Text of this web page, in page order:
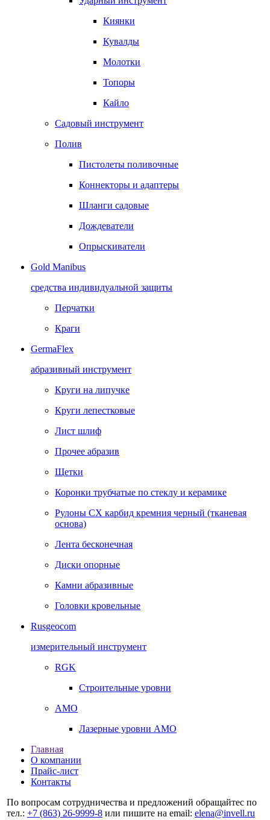
Киянки
Кувалды
Молотки
Топоры
Кайло
Садовый инструмент
Полив
Пистолеты поливочные
Коннекторы и адаптеры
Шланги садовые
Дождеватели
Опрыскиватели
Gold Manibus
средства индивидуальной защиты
Перчатки
Краги
GermaFlex
абразивный инструмент
Круги на липучке
Круги лепестковые
Лист шлиф
Прочее абразив
Щетки
Коронки трубчатые по стеклу и керамике
Рулоны CX карбид кремния черный (тканевая
основа)
Лента бесконечная
Диски опорные
Камни абразивные
Головки кровельные
Rusgeocom
измерительный инструмент
RGK
Строительные уровни
AMO
Лазерные уровни AMO
Главная
О компании
Прайс-лист
Контакты
По вопросам сотрудничества и предложений обращайтес по
тел.: +7 (863) 26‐9999‐8 или пишите на email: elena@invell.ru